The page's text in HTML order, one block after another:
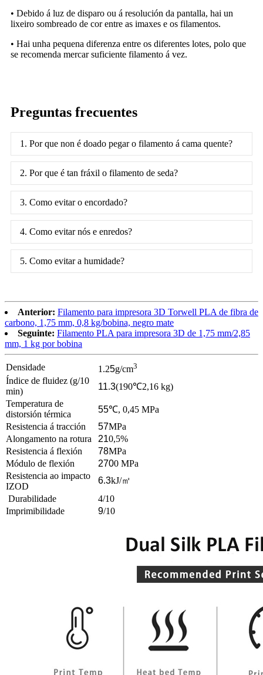
• Debido á luz de disparo ou á resolución da pantalla, hai un
lixeiro sombreado de cor entre as imaxes e os filamentos.
• Hai unha pequena diferenza entre os diferentes lotes, polo que
se recomenda mercar suficiente filamento á vez.
Preguntas frecuentes
1. Por que non é doado pegar o filamento á cama quente?
2. Por que é tan fráxil o filamento de seda?
3. Como evitar o encordado?
4. Como evitar nós e enredos?
5. Como evitar a humidade?
Anterior: Filamento para impresora 3D Torwell PLA de fibra de
carbono, 1,75 mm, 0,8 kg/bobina, negro mate
Seguinte: Filamento PLA para impresora 3D de 1,75 mm/2,85
mm, 1 kg por bobina
Densidade 1.25g/cm3
Índice de fluidez (g/10
min)
11.3(190℃2,16 kg)
Temperatura de
distorsión térmica
55℃, 0,45 MPa
Resistencia á tracción
57MPa
Alongamento na rotura
210,5%
Resistencia á flexión
78MPa
Módulo de flexión
2700 MPa
Resistencia ao impacto
IZOD
6.3kJ/㎡
Durabilidade
4/10
Imprimibilidade
9/10